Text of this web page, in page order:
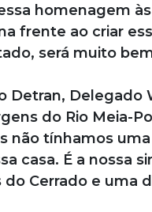
homenagem
frente ao criar
será muito
Detran, Delegado
do Rio Meia-
não tínhamos
casa. É a nossa
Cerrado e uma